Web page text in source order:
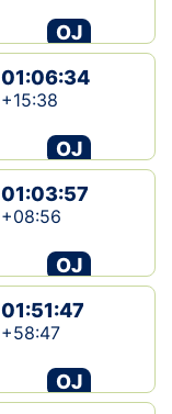
OJ
01:06:34
+15:38
OJ
01:03:57
+08:56
OJ
01:51:47
+58:47
OJ